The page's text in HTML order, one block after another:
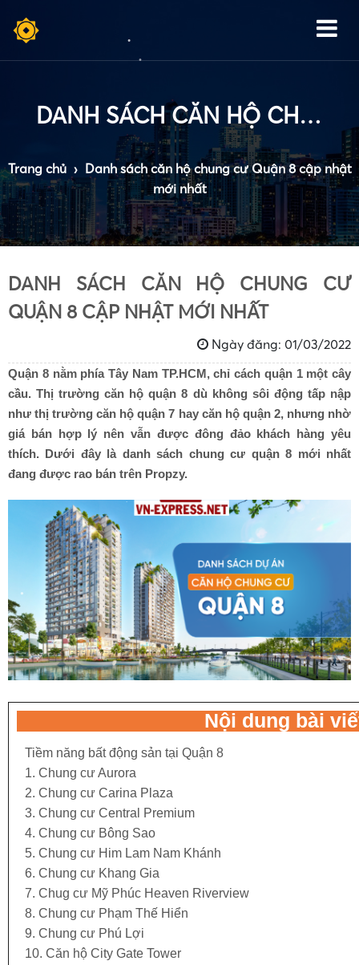
•
•
•
•
DANH SÁCH CĂN HỘ CHUNG CƯ QUẬN 8 CẬP NHẬT MỚI NHẤT
Trang chủ › Danh sách căn hộ chung cư Quận 8 cập nhật
mới nhất
DANH SÁCH CĂN HỘ CHUNG CƯ
QUẬN 8 CẬP NHẬT MỚI NHẤT
Ngày đăng: 01/03/2022
Quận 8 nằm phía Tây Nam TP.HCM, chỉ cách quận 1 một cây
cầu. Thị trường căn hộ quận 8 dù không sôi động tấp nập
như thị trường căn hộ quận 7 hay căn hộ quận 2, nhưng nhờ
giá bán hợp lý nên vẫn được đông đảo khách hàng yêu
thích. Dưới đây là danh sách chung cư quận 8 mới nhất
đang được rao bán trên Propzy.
Nội dung bài
Tiềm năng bất động sản tại Quận 8
1. Chung cư Aurora
2. Chung cư Carina Plaza
3. Chung cư Central Premium
4. Chung cư Bông Sao
5. Chung cư Him Lam Nam Khánh
6. Chung cư Khang Gia
7. Chug cư Mỹ Phúc Heaven Riverview
8. Chung cư Phạm Thế Hiển
9. Chung cư Phú Lợi
10. Căn hộ City Gate Tower